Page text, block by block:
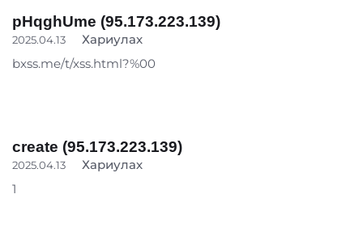
pHqghUme (95.173.223.139)
2025.04.13
Хариулах
bxss.me/t/xss.html?%00
create (95.173.223.139)
2025.04.13
Хариулах
1